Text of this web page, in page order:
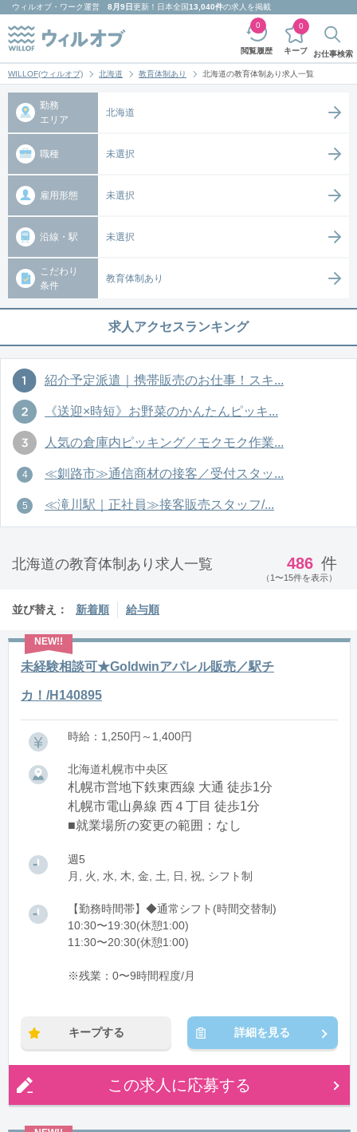
ウィルオブ・ワーク運営 8月9日更新！日本全国13,040件の求人を掲載
閲覧履歴
0
キープ
0
お仕事検索
WILLOF(ウィルオブ) 北海道 教育体制あり 北海道の教育体制あり求人一覧
勤務
エリア
北海道
職種 未選択
雇用形態 未選択
沿線・駅 未選択
こだわり
条件
教育体制あり
求人アクセスランキング
紹介予定派遣｜携帯販売のお仕事！スキ...
《送迎×時短》お野菜のかんたんピッキ...
人気の倉庫内ピッキング／モクモク作業...
≪釧路市≫通信商材の接客／受付スタッ...
≪滝川駅｜正社員≫接客販売スタッフ/...
北海道の教育体制あり求人一覧 486 件
（1〜15件を表示）
並び替え： 新着順 給与順
未経験相談可★Goldwinアパレル販売／駅チ
カ！/H140895
時給：1,250円～1,400円
北海道札幌市中央区
札幌市営地下鉄東西線 大通 徒歩1分
札幌市電山鼻線 西４丁目 徒歩1分
■就業場所の変更の範囲：なし
週5
月, 火, 水, 木, 金, 土, 日, 祝, シフト制
【勤務時間帯】◆通常シフト(時間交替制)
10:30〜19:30(休憩1:00)
11:30〜20:30(休憩1:00)
※残業：0〜9時間程度/月
キープする 詳細を見る
この求人に応募する